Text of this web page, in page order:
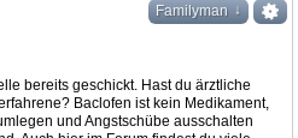
Familyman ↓
bereits geschickt. Hast du ärztliche
Baclofen ist kein Medikament,
und Angstschübe ausschalten